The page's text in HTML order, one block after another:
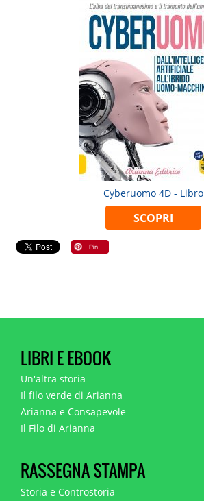
Cyberuomo 4D - Libro
SCOPRI
LIBRI E EBOOK
Un'altra storia
Il filo verde di Arianna
Arianna e Consapevole
Il Filo di Arianna
RASSEGNA STAMPA
Storia e Controstoria